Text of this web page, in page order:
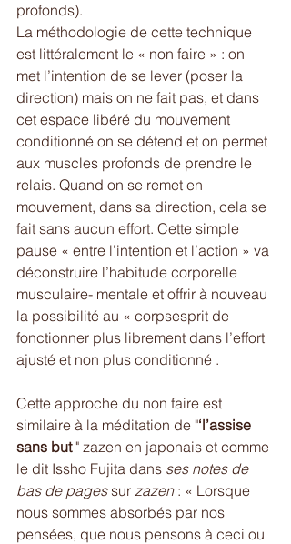
profonds).
La méthodologie de cette technique
est littéralement le « non faire » : on
met l’intention de se lever (poser la
direction) mais on ne fait pas, et dans
cet espace libéré du mouvement
conditionné on se détend et on permet
aux muscles profonds de prendre le
relais. Quand on se remet en
mouvement, dans sa direction, cela se
fait sans aucun effort. Cette simple
pause « entre l’intention et l’action » va
déconstruire l’habitude corporelle
musculaire- mentale et offrir à nouveau
la possibilité au « corpsesprit de
fonctionner plus librement dans l’effort
ajusté et non plus conditionné .
Cette approche du non faire est
similaire à la méditation de "‘l’assise
sans but " zazen en japonais et comme
le dit Issho Fujita dans ses notes de
bas de pages sur zazen : « Lorsque
nous sommes absorbés par nos
pensées, que nous pensons à ceci ou